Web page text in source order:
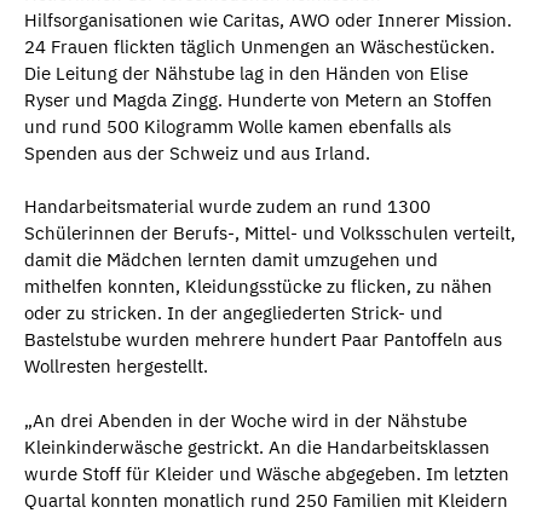
Hilfsorganisationen wie Caritas, AWO oder Innerer Mission.
24 Frauen flickten täglich Unmengen an Wäschestücken.
Die Leitung der Nähstube lag in den Händen von Elise
Ryser und Magda Zingg. Hunderte von Metern an Stoffen
und rund 500 Kilogramm Wolle kamen ebenfalls als
Spenden aus der Schweiz und aus Irland.
Handarbeitsmaterial wurde zudem an rund 1300
Schülerinnen der Berufs-, Mittel- und Volksschulen verteilt,
damit die Mädchen lernten damit umzugehen und
mithelfen konnten, Kleidungsstücke zu flicken, zu nähen
oder zu stricken. In der angegliederten Strick- und
Bastelstube wurden mehrere hundert Paar Pantoffeln aus
Wollresten hergestellt.
„An drei Abenden in der Woche wird in der Nähstube
Kleinkinderwäsche gestrickt. An die Handarbeitsklassen
wurde Stoff für Kleider und Wäsche abgegeben. Im letzten
Quartal konnten monatlich rund 250 Familien mit Kleidern